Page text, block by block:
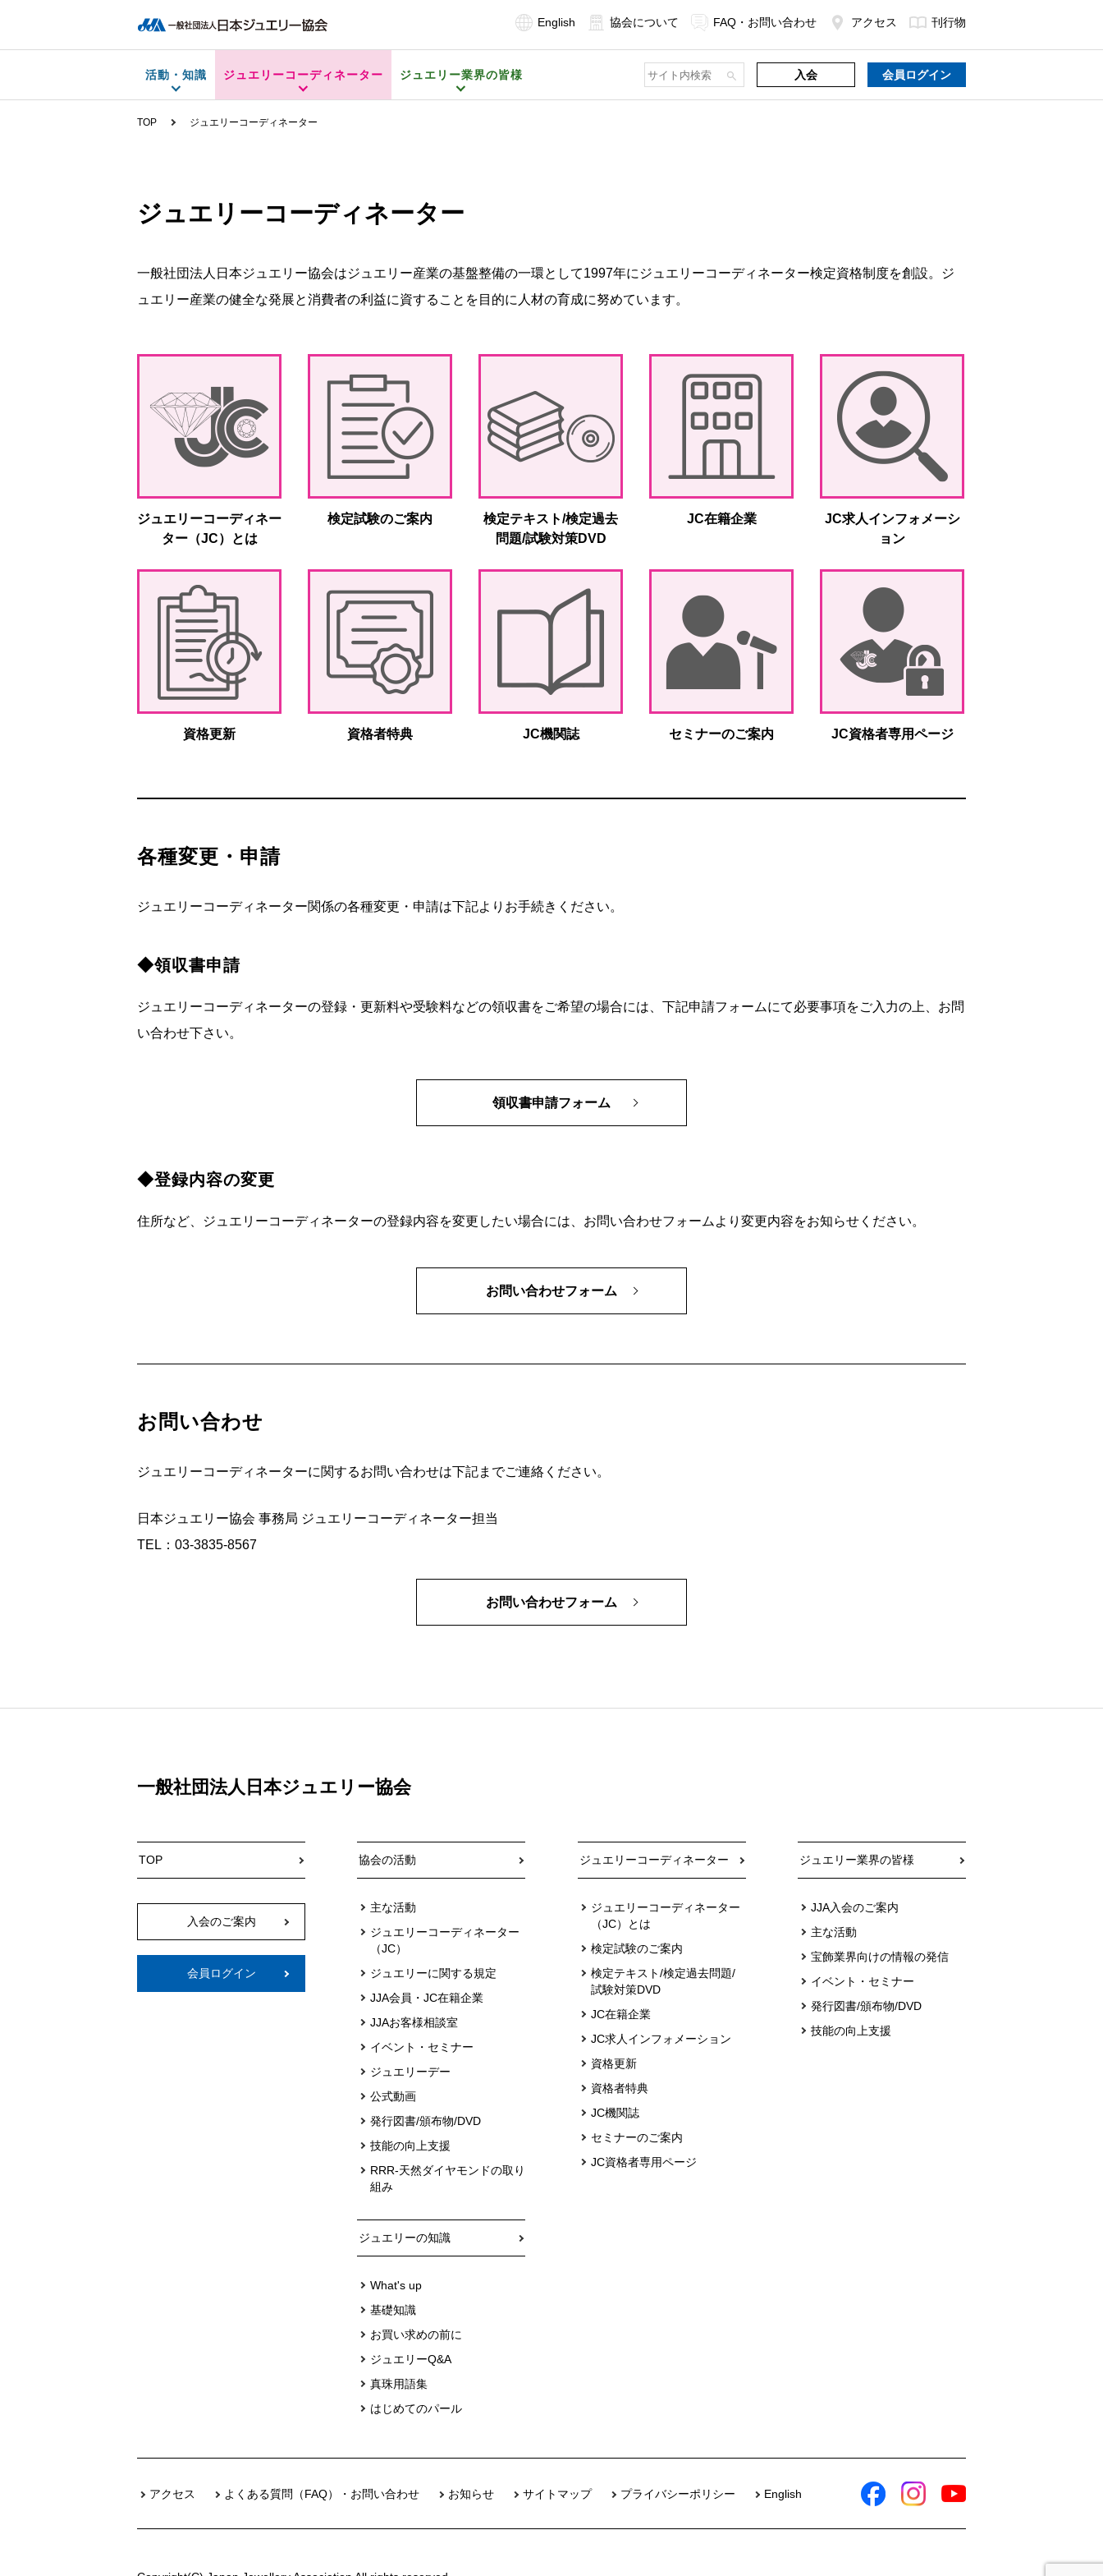
English 協会について FAQ・お問い合わせ アクセス 刊行物
活動・知識 ジュエリーコーディネーター ジュエリー業界の皆様 入会 会員ログイン
TOP ジュエリーコーディネーター
ジュエリーコーディネーター
一般社団法人日本ジュエリー協会はジュエリー産業の基盤整備の一環として1997年にジュエリーコーディネーター検定資格制度を創設。ジ
ュエリー産業の健全な発展と消費者の利益に資することを目的に人材の育成に努めています。
ジュエリーコーディネー
ター（JC）とは
検定試験のご案内
検定テキスト/検定過去
問題/試験対策DVD
JC在籍企業
JC求人インフォメーシ
ョン
資格更新 資格者特典 JC機関誌 セミナーのご案内 JC資格者専用ページ
各種変更・申請
ジュエリーコーディネーター関係の各種変更・申請は下記よりお手続きください。
◆領収書申請
ジュエリーコーディネーターの登録・更新料や受験料などの領収書をご希望の場合には、下記申請フォームにて必要事項をご入力の上、お問
い合わせ下さい。
領収書申請フォーム
◆登録内容の変更
住所など、ジュエリーコーディネーターの登録内容を変更したい場合には、お問い合わせフォームより変更内容をお知らせください。
お問い合わせフォーム
お問い合わせ
ジュエリーコーディネーターに関するお問い合わせは下記までご連絡ください。
日本ジュエリー協会 事務局 ジュエリーコーディネーター担当
TEL：03-3835-8567
お問い合わせフォーム
一般社団法人日本ジュエリー協会
TOP
入会のご案内
会員ログイン
協会の活動
主な活動
ジュエリーコーディネーター
（JC）
ジュエリーに関する規定
JJA会員・JC在籍企業
JJAお客様相談室
イベント・セミナー
ジュエリーデー
公式動画
発行図書/頒布物/DVD
技能の向上支援
RRR-天然ダイヤモンドの取り
組み
ジュエリーの知識
What's up
基礎知識
お買い求めの前に
ジュエリーQ&A
真珠用語集
はじめてのパール
ジュエリーコーディネーター
ジュエリーコーディネーター
（JC）とは
検定試験のご案内
検定テキスト/検定過去問題/
試験対策DVD
JC在籍企業
JC求人インフォメーション
資格更新
資格者特典
JC機関誌
セミナーのご案内
JC資格者専用ページ
ジュエリー業界の皆様
JJA入会のご案内
主な活動
宝飾業界向けの情報の発信
イベント・セミナー
発行図書/頒布物/DVD
技能の向上支援
アクセス よくある質問（FAQ）・お問い合わせ お知らせ サイトマップ プライバシーポリシー English